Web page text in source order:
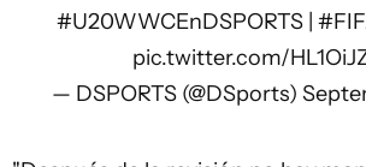
#U20WWCEnDSPORTS
pic.twitter.com/
— DSPORTS (@DSports)